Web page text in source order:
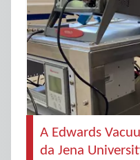
A Edwards
da Jena